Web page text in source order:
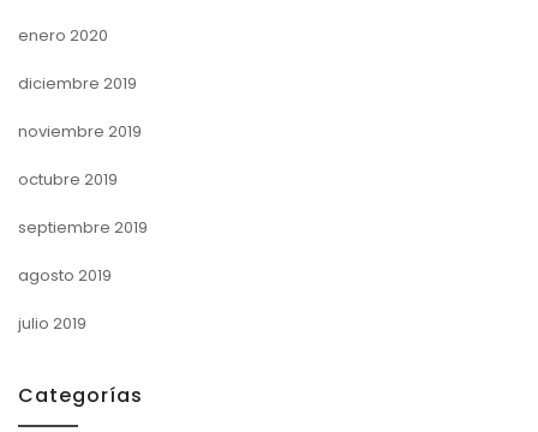
enero 2020
diciembre 2019
noviembre 2019
octubre 2019
septiembre 2019
agosto 2019
julio 2019
Categorías